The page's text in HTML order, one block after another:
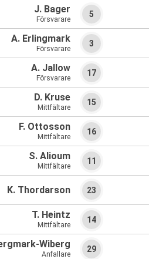
J. Bager
Försvarare
5
A. Erlingmark
Försvarare
3
A. Jallow
Försvarare
17
D. Kruse
Mittfältare
15
F. Ottosson
Mittfältare
16
S. Alioum
Mittfältare
11
K. Thordarson 23
T. Heintz
Mittfältare
14
Wiberg
Anfallare
29